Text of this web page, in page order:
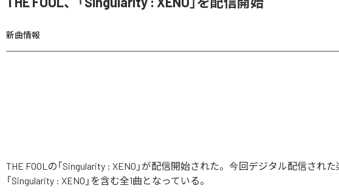
新曲情報
THE FOOLの「Singularity : XENO」が配信開始された。今回デジタル配信された
「Singularity : XENO」を含む全1曲となっている。